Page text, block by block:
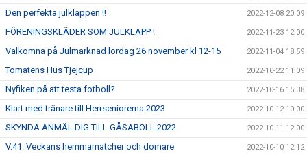
Den perfekta julklappen !! 2022-12-08 20:09
FÖRENINGSKLÄDER SOM JULKLAPP ! 2022-11-23 12:00
Välkomna på Julmarknad lördag 26 november kl 12-15 2022-11-04 18:59
Tomatens Hus Tjejcup 2022-10-22 11:09
Nyfiken på att testa fotboll? 2022-10-16 15:38
Klart med tränare till Herrseniorerna 2023 2022-10-12 10:00
SKYNDA ANMÄL DIG TILL GÅSABOLL 2022 2022-10-11 12:00
V.41: Veckans hemmamatcher och domare 2022-10-10 12:12